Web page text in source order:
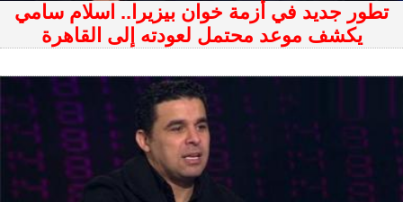
تطور جديد في أزمة خوان بيزيرا.. اسلام سامي
يكشف موعد محتمل لعودته إلى القاهرة